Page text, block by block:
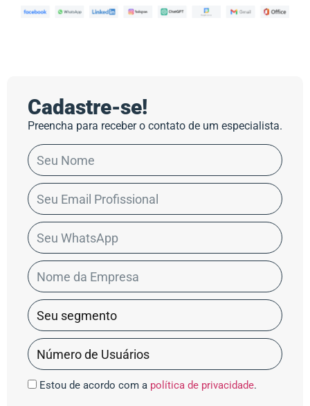
Cadastre-se!
Preencha para receber o contato de um especialista.
Estou de acordo com a política de privacidade.